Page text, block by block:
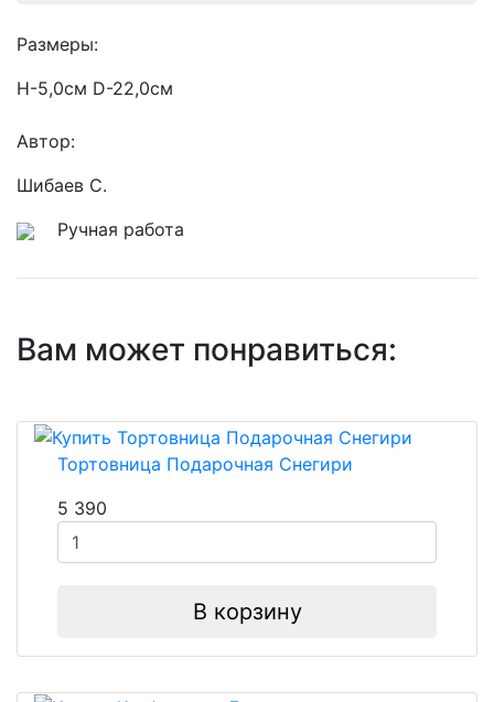
Размеры:
H-5,0см D-22,0см
Автор:
Шибаев С.
Ручная работа
Вам может понравиться:
Тортовница Подарочная Снегири
5 390
В корзину